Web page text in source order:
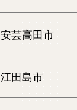
安芸高田市
江田島市